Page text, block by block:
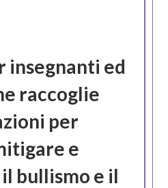
insegnanti ed
raccoglie
per
e
bullismo e il